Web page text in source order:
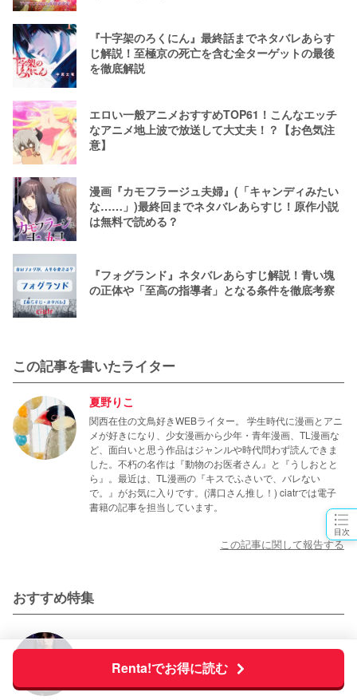
Renta!でお得に読む
目次
『十字架のろくにん』最終話までネタバレあらす
じ解説！至極京の死亡を含む全ターゲットの最後
を徹底解説
エロい一般アニメおすすめTOP61！こんなエッチ
なアニメ地上波で放送して大丈夫！？【お色気注
意】
漫画『カモフラージュ夫婦』(「キャンディみたい
な……」)最終回までネタバレあらすじ！原作小説
は無料で読める？
『フォグランド』ネタバレあらすじ解説！青い塊
の正体や「至高の指導者」となる条件を徹底考察
この記事を書いたライター
夏野りこ
関西在住の文鳥好きWEBライター。 学生時代に漫画とアニ
メが好きになり、少女漫画から少年・青年漫画、TL漫画な
ど、面白いと思う作品はジャンルや時代問わず読んできま
した。不朽の名作は『動物のお医者さん』と『うしおとと
ら』。最近は、TL漫画の『キスでふさいで、バレない
で。』がお気に入りです。(溝口さん推し！) ciatrでは電子
書籍の記事を担当しています。
この記事に関して報告する
おすすめ特集
Netflixで次何観る？